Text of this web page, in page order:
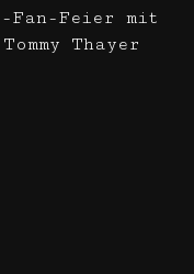
Feier mit
Thayer